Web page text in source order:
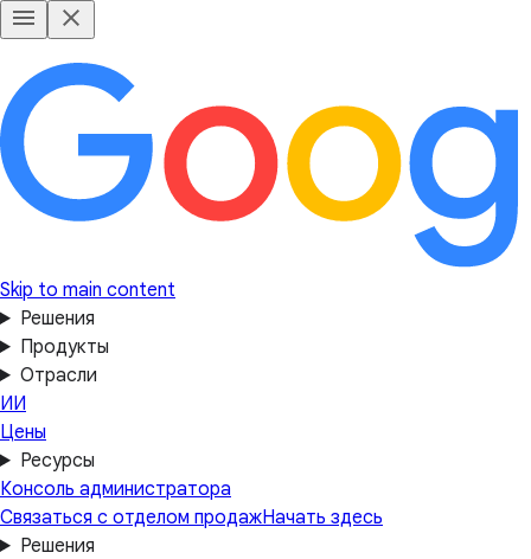
Skip to main content
Решения
Продукты
Отрасли
ИИ
Цены
Ресурсы
Консоль администратора
Связаться с отделом продажНачать здесь
Решения